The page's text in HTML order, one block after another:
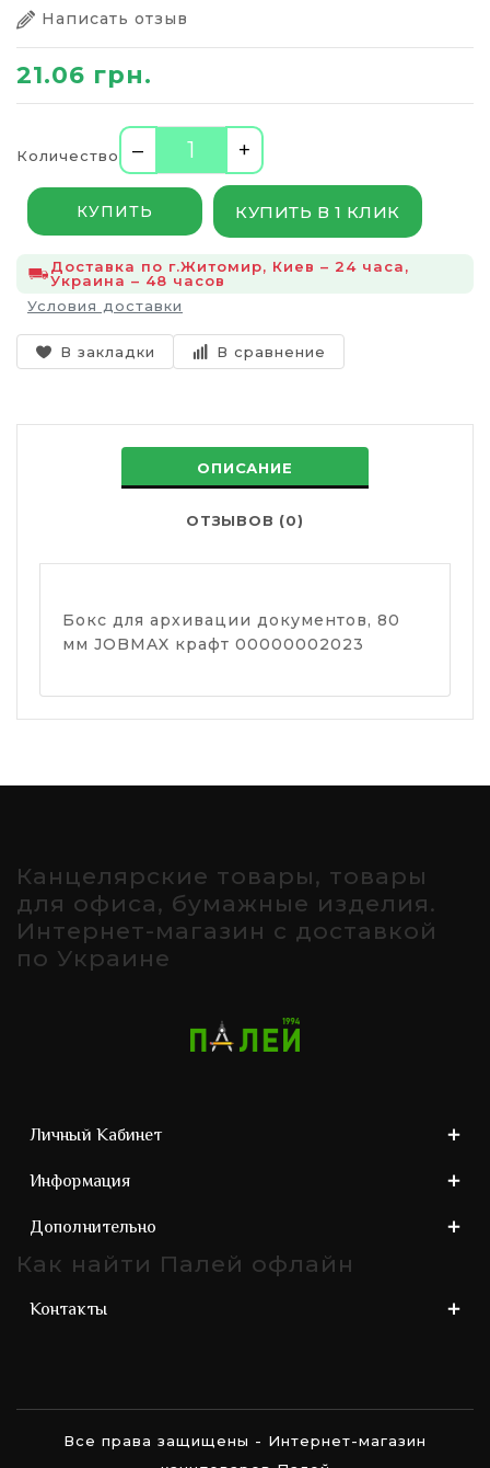
Написать отзыв
21.06 грн.
Количество – +
КУПИТЬ КУПИТЬ В 1 КЛИК
Доставка по г.Житомир, Киев – 24 часа,
Украина – 48 часов
Условия доставки
В закладки В сравнение
ОПИСАНИЕ
ОТЗЫВОВ (0)
Бокс для архивации документов, 80
мм JOBMAX крафт 00000002023
Канцелярские товары, товары
для офиса, бумажные изделия.
Интернет-магазин с доставкой
по Украине
Личный Кабинет
Информация
Дополнительно
Как найти Палей офлайн
Контакты
Все права защищены - Интернет-магазин